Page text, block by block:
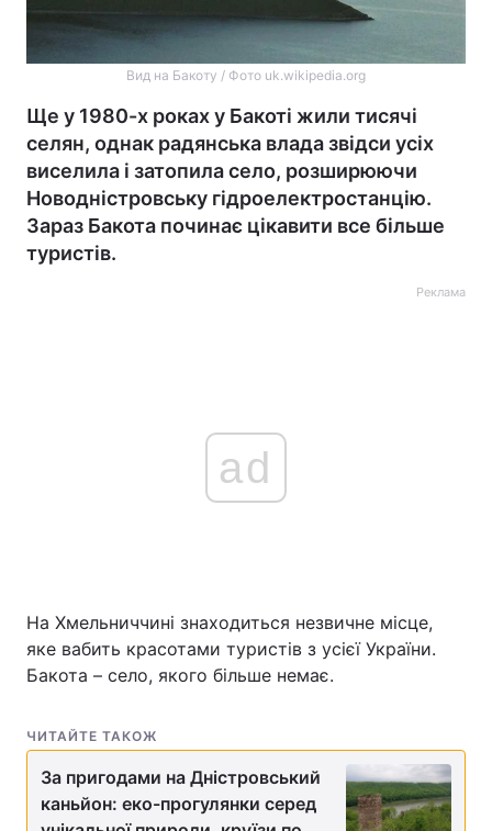
Вид на Бакоту / Фото uk.wikipedia.org
Ще у 1980-х роках у Бакоті жили тисячі
селян, однак радянська влада звідси усіх
виселила і затопила село, розширюючи
Новодністровську гідроелектростанцію.
Зараз Бакота починає цікавити все більше
туристів.
Реклама
ad
На Хмельниччині знаходиться незвичне місце,
яке вабить красотами туристів з усієї України.
Бакота – село, якого більше немає.
ЧИТАЙТЕ ТАКОЖ
За пригодами на Дністровський
каньйон: еко-прогулянки серед